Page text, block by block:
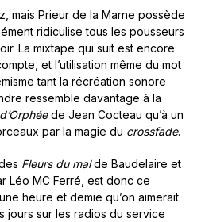
mais Prieur de la Marne possède
ridiculise tous les pousseurs
La mixtape qui suit est encore
et l’utilisation même du mot
tant la récréation sonore
ressemble davantage à la
de Jean Cocteau qu’à un
par la magie du crossfade.
Fleurs du malde Baudelaire et
Léo MC Ferré, est donc ce
heure et demie qu’on aimerait
jours sur les radios du service